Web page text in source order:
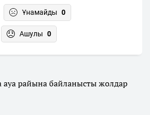
Ұнамайды 0
Ашулы 0
ауа райына байланысты жолдар